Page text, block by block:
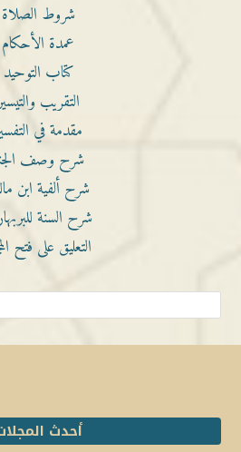
شروط الصلاة
عمدة الأحكام
كتاب التوحيد
التقريب
مقدمة في
شرح وصف
شرح ألفية ابن
شرح السنة
التعليق على فتح
أحدث